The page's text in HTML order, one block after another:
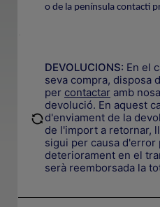
o de la península contacti
DEVOLUCIONS: En el
seva compra, disposa
per contactar amb
devolució. En aquest
d'enviament de la
de l'import a retornar,
sigui per causa
deteriorament en el
serà reemborsada la